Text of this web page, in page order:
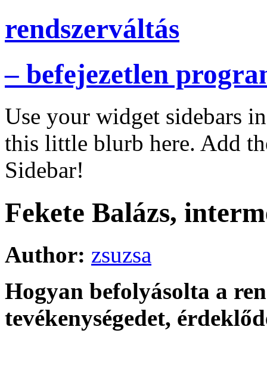
rendszerváltás
– befejezetlen
Use your widget sidebars
this little blurb here. Add
Sidebar!
Fekete Balázs,
Author: zsuzsa
Hogyan befolyásolta a
tevékenységedet,